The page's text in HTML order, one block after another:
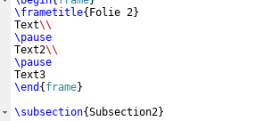
\frametitle{ Folie 2}
Text\\
\pause
Text2\\
\pause
Text3
\end { frame}
\subsection{Subsection2}